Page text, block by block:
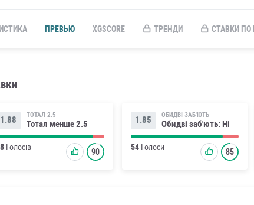
ПРЕВЬЮ XGSCORE ТРЕНДИ СТАВКИ ПО
1.88 ТОТАЛ 2.5
Тотал менше 2.5
Голосів 90
1.85 ОБИДВІ ЗАБ'ЮТЬ
Обидві заб'ють: Ні
54 Голоси 85